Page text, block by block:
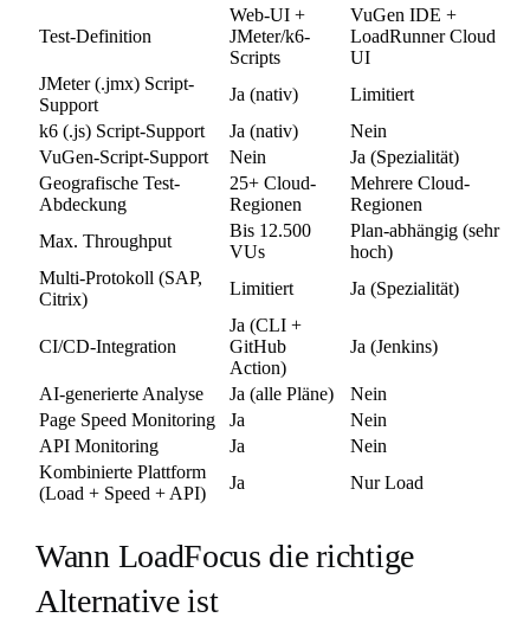
Test-Definition
Web-UI +
JMeter/k6-
Scripts
VuGen IDE +
LoadRunner Cloud
UI
JMeter (.jmx) Script-
Support
Ja (nativ)
Limitiert
k6 (.js) Script-Support
Ja (nativ)
Nein
VuGen-Script-Support
Nein
Ja (Spezialität)
Geografische Test-
Abdeckung
25+ Cloud-
Regionen
Mehrere Cloud-
Regionen
Max. Throughput
Bis 12.500
VUs
Plan-abhängig (sehr
hoch)
Multi-Protokoll (SAP,
Citrix)
Limitiert Ja (Spezialität)
CI/CD-Integration
Ja (CLI +
GitHub
Action)
Ja (Jenkins)
AI-generierte Analyse Ja (alle Pläne)
Nein
Page Speed Monitoring
Ja
Nein
API Monitoring
Ja
Nein
Kombinierte Plattform
(Load + Speed + API)
Ja Nur Load
Wann LoadFocus die richtige
Alternative ist